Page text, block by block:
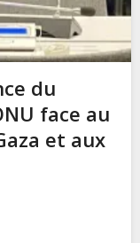
du
face au
et aux